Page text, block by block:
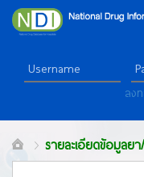
ลงท
รายละเอียดข้อมูล